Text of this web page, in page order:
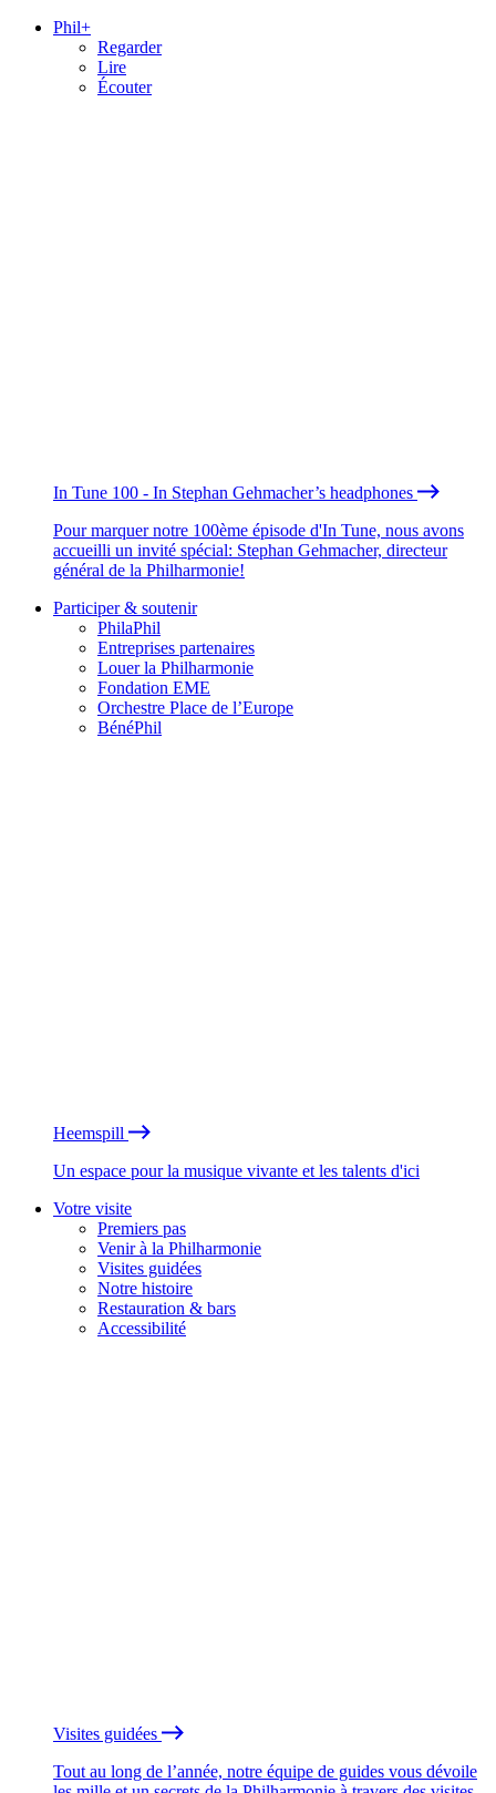
Phil+
Regarder
Lire
Écouter
In Tune 100 - In Stephan Gehmacher’s headphones
Pour marquer notre 100ème épisode d'In Tune, nous avons
accueilli un invité spécial: Stephan Gehmacher, directeur
général de la Philharmonie!
Participer & soutenir
PhilaPhil
Entreprises partenaires
Louer la Philharmonie
Fondation EME
Orchestre Place de l’Europe
BénéPhil
Heemspill
Un espace pour la musique vivante et les talents d'ici
Votre visite
Premiers pas
Venir à la Philharmonie
Visites guidées
Notre histoire
Restauration & bars
Accessibilité
Visites guidées
Tout au long de l’année, notre équipe de guides vous dévoile